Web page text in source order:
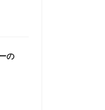
の